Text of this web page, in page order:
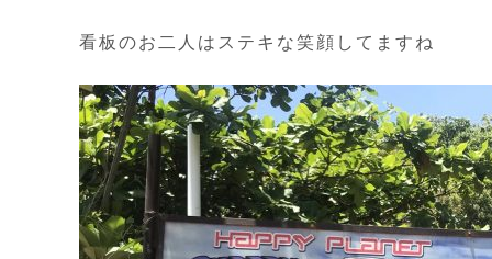
看板のお二人はステキな笑顔してますね